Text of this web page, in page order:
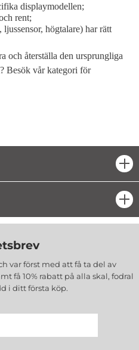
displaymodellen;
rent;
högtalare) har rätt
och återställa den ursprungliga
Besök vår kategori för
var först med att få ta del av
få 10% rabatt på alla skal, fodral
i ditt första köp.